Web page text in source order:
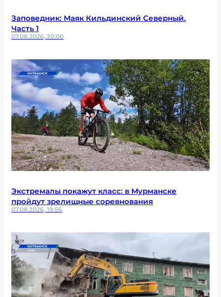
Заповедник: Маяк Кильдинский Северный.
Часть 1
07.08.2026, 20:00
Экстремалы покажут класс: в Мурманске
пройдут зрелищные соревнования
07.08.2026, 19:56